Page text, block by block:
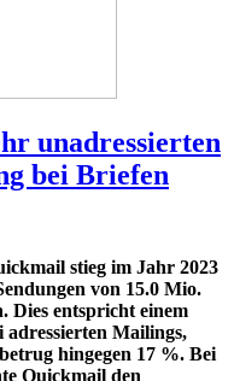
unadressierten
bei Briefen
stieg im Jahr 2023
von 15.0 Mio.
Dies entspricht einem
Mailings,
hingegen 17 %. Bei
Quickmail den